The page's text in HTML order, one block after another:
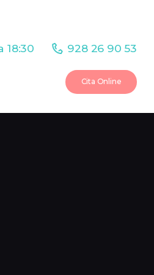
18:30 928 26 90 53
Cita Online